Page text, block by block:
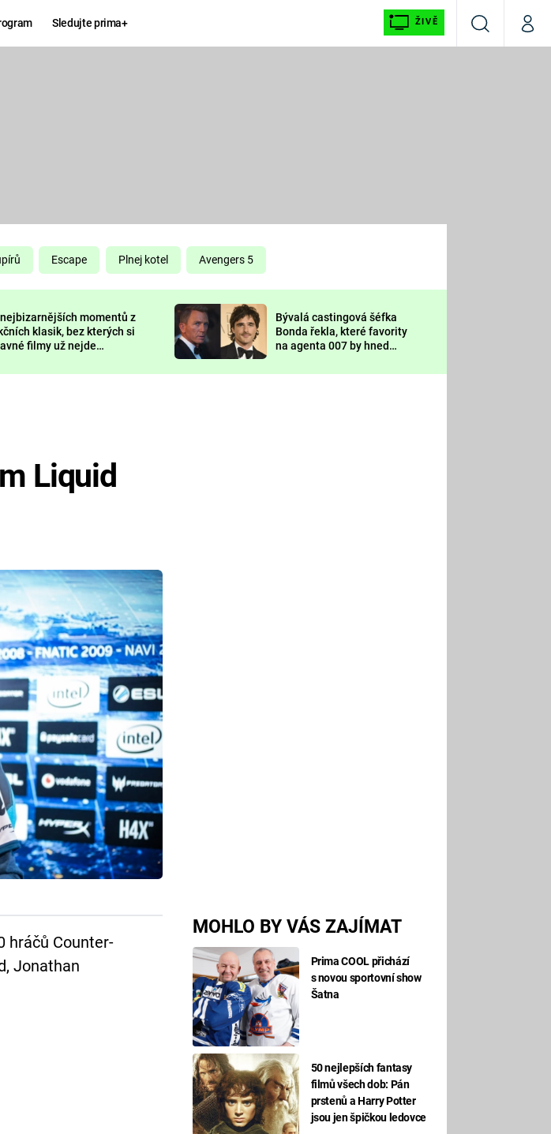
Sledujte prima+ ŽIVĚ
VyhledáváníMůj
KOMEDIE
CHUCK
NORRIS
DEADPOOL
Prima LAJK
Sledujte nás
Escape Plnej kotel Avengers 5
momentů z
klasik, bez kterých si
filmy už nejde
Bývalá castingová šéfka
Bonda řekla, které favority
na agenta 007 by hned
MOHLO BY VÁS ZAJÍMAT
Prima COOL přichází
s novou sportovní show
Šatna
50 nejlepších fantasy
filmů všech dob: Pán
prstenů a Harry Potter
jsou jen špičkou ledovce
Liquid
hráčů Counter-
Jonathan